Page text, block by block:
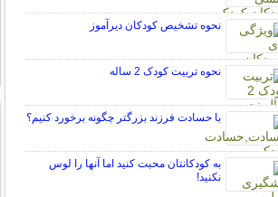
نحوه تشخیص کودکان دیرآموز
نحوه تربیت کودک 2 ساله
با حسادت فرزند بزرگتر چگونه برخورد کنیم؟
به کودکانتان محبت کنید اما آنها را لوس
نکنید!